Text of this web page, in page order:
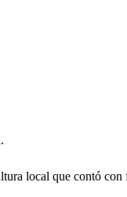
local que contó